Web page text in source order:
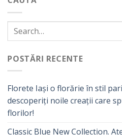
POSTĂRI RECENTE
Florete Iași o florărie în stil
descoperiți noile creații care
florilor!
Classic Blue New Collection.